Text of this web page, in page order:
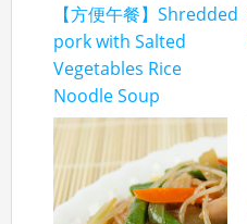
【方便午餐】Shredded
pork with Salted
Vegetables Rice
Noodle Soup